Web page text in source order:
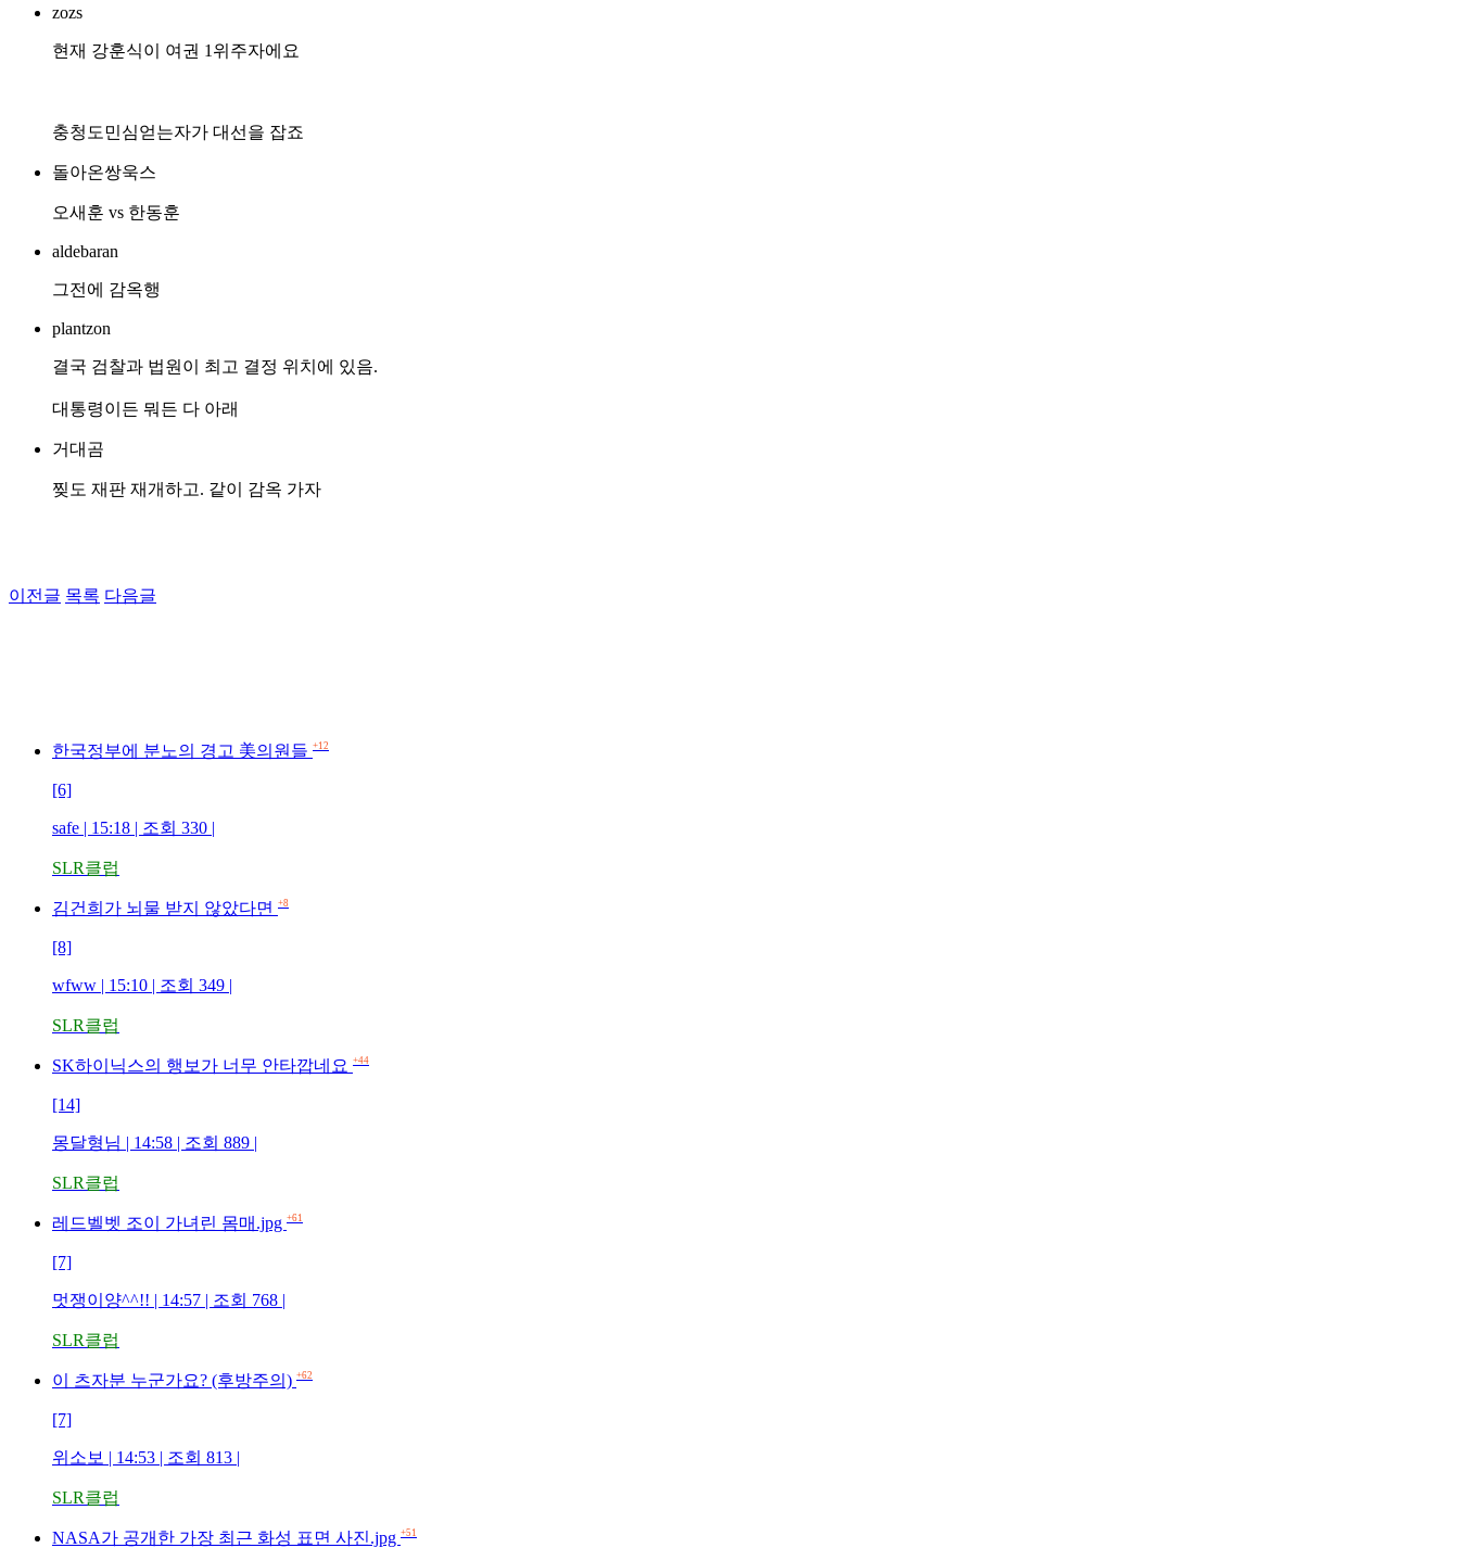
zozs
현재 강훈식이 여권 1위주자에요
충청도민심얻는자가 대선을 잡죠
돌아온쌍욱스
오새훈 vs 한동훈
aldebaran
그전에 감옥행
plantzon
결국 검찰과 법원이 최고 결정 위치에 있음.
대통령이든 뭐든 다 아래
거대곰
찢도 재판 재개하고. 같이 감옥 가자
이전글 목록 다음글
한국정부에 분노의 경고 美의원들 +12
[6]
safe | 15:18 | 조회 330 |
SLR클럽
김건희가 뇌물 받지 않았다면 +8
[8]
wfww | 15:10 | 조회 349 |
SLR클럽
SK하이닉스의 행보가 너무 안타깝네요 +44
[14]
몽달형님 | 14:58 | 조회 889 |
SLR클럽
레드벨벳 조이 가녀린 몸매.jpg +61
[7]
멋쟁이양^^!! | 14:57 | 조회 768 |
SLR클럽
이 츠자분 누군가요? (후방주의) +62
[7]
위소보 | 14:53 | 조회 813 |
SLR클럽
NASA가 공개한 가장 최근 화성 표면 사진.jpg +51